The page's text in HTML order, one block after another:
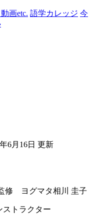
丘
画etc. 語学カレッジ 今
6月16日 更新
修 ヨグマタ相川 圭子
ストラクター